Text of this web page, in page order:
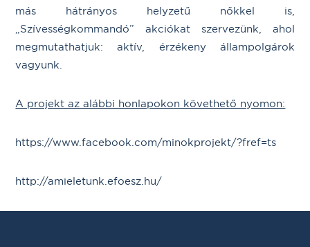
más hátrányos helyzetű nőkkel is,
„Szívességkommandó” akciókat szervezünk, ahol
megmutathatjuk: aktív, érzékeny állampolgárok
vagyunk.
A projekt az alábbi honlapokon követhető nyomon:
https://www.facebook.com/minokprojekt/?fref=ts
http://amieletunk.efoesz.hu/